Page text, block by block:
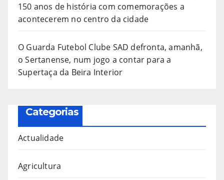
150 anos de história com comemorações a
acontecerem no centro da cidade
O Guarda Futebol Clube SAD defronta, amanhã,
o Sertanense, num jogo a contar para a
Supertaça da Beira Interior
Categorias
Actualidade
Agricultura